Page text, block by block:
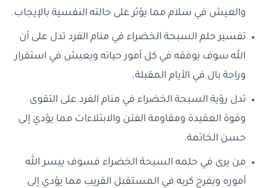
والعيش في سلام مما يؤثر على حالته النفسية بالإيجاب.
تفسير حلم السبحة الخضراء في منام الفرد تدل على أن
الله سوف يوفقه في كل أمور حياته ويعيش في استقرار
وراحة بال في الأيام المقبلة.
تدل رؤية السبحة الخضراء في منام الفرد على التقوى
وقوة العقيدة ومقاومة الفتن والابتلاءات مما يؤدي إلى
حسن الخاتمة.
من يرى في حلمه السبحة الخضراء فسوف ييسر الله
أموره ويفرج كربه في المستقبل القريب مما يؤدي إلى